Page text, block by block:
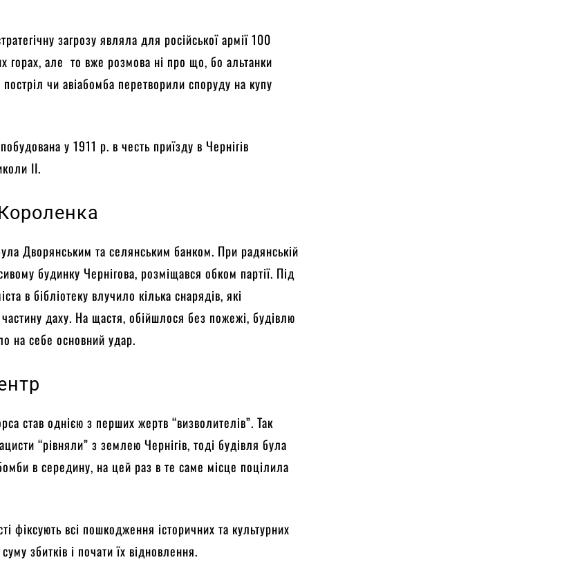
загрозу являла для російської армії 100
горах, але то вже розмова ні про що, бо альтанки
чи авіабомба перетворили споруду на купу
у 1911 р. в честь приїзду в Чернігів
II.
Дворянським та селянським банком. При радянській
будинку Чернігова, розміщався обком партії. Під
в бібліотеку влучило кілька снарядів, які
даху. На щастя, обійшлося без пожежі, будівлю
на себе основний удар.
став однією з перших жертв “визволителів”. Так
“рівняли” з землею Чернігів, тоді будівля була
в середину, на цей раз в те саме місце поцілила
фіксують всі пошкодження історичних та культурних
збитків і почати їх відновлення.